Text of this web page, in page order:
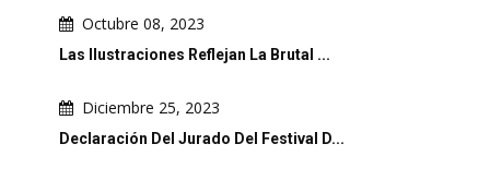
Octubre 08, 2023
Las Ilustraciones Reflejan La Brutal ...
Diciembre 25, 2023
Declaración Del Jurado Del Festival D...